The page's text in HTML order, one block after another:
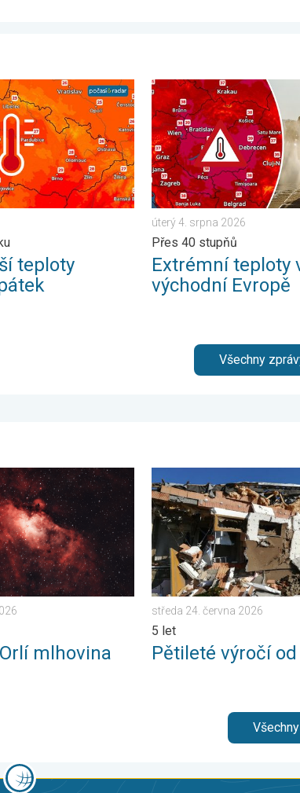
. . čtvrtek 6. srpna 2026
přinese až pátek. Vlna veder v Česku. . . úterý 4.
teploty
Extrémní teploty ve
úterý 4. srpna 2026
Přes 40 stupňů
Extrémní teploty
východní Evropě
Všechny
Krásy vesmíru. . . neděle 15. března 2026
mlhovina
Pětileté výročí od
středa 24. června 2026
5 let
Pětileté výročí